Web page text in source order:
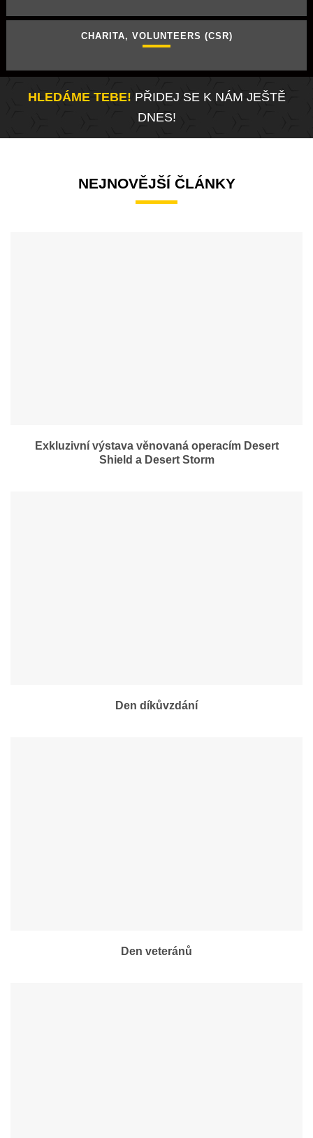
CHARITA, VOLUNTEERS (CSR)
HLEDÁME TEBE! PŘIDEJ SE K NÁM JEŠTĚ
DNES!
NEJNOVĚJŠÍ ČLÁNKY
Exkluzivní výstava věnovaná operacím Desert
Shield a Desert Storm
Den díkůvzdání
Den veteránů